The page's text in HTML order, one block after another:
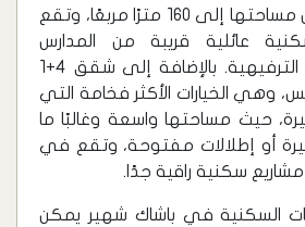
التقليدية، حيث تصل مساحتها إلى 160 مترًا مربعًا، وتقع
عائلية قريبة من المدارس
والمساجد والمرافق الترفيهية. بالإضافة إلى شقق 4+1
وهي الخيارات الأكثر فخامة التي
حيث مساحتها واسعة وغالبًا ما
أو إطلالات مفتوحة، وتقع في
سكنية راقية جدًا.
السكنية في باشاك شهير يمكن